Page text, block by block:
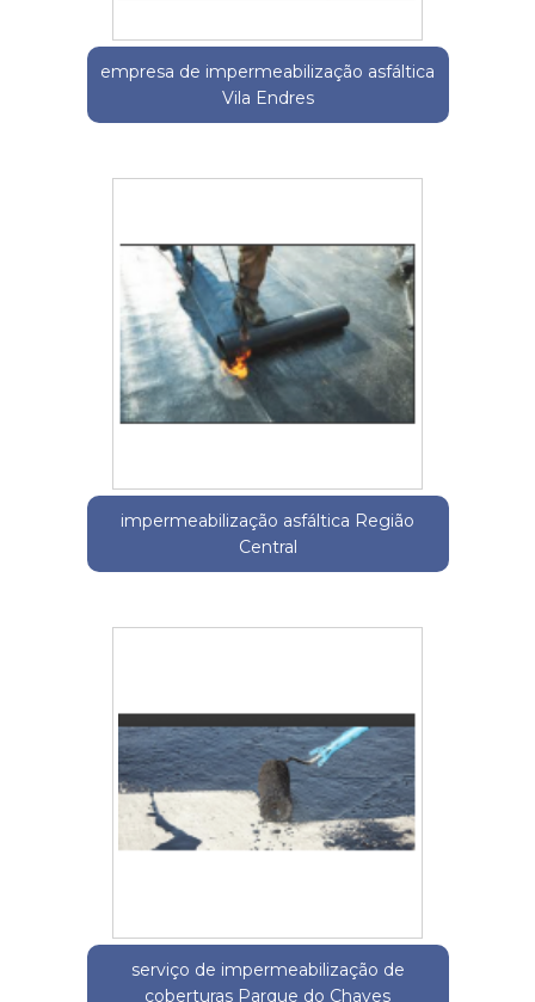
empresa de impermeabilização asfáltica
Vila Endres
impermeabilização asfáltica Região
Central
serviço de impermeabilização de
coberturas Parque do Chaves